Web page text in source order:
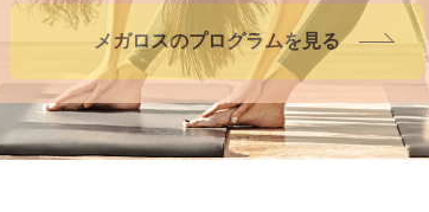
メガロスのプログラムを見る